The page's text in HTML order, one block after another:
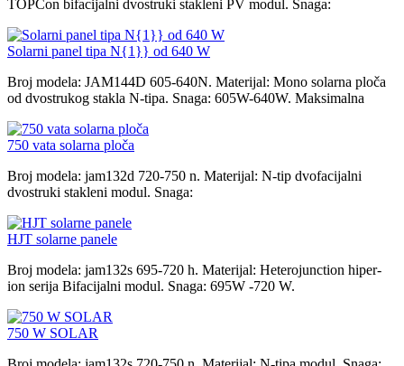
TOPCon bifacijalni dvostruki stakleni PV modul. Snaga:
Solarni panel tipa N{1}} od 640 W
Broj modela: JAM144D 605-640N. Materijal: Mono solarna ploča
od dvostrukog stakla N-tipa. Snaga: 605W-640W. Maksimalna
750 vata solarna ploča
Broj modela: jam132d 720-750 n. Materijal: N-tip dvofacijalni
dvostruki stakleni modul. Snaga:
HJT solarne panele
Broj modela: jam132s 695-720 h. Materijal: Heterojunction hiper-
ion serija Bifacijalni modul. Snaga: 695W -720 W.
750 W SOLAR